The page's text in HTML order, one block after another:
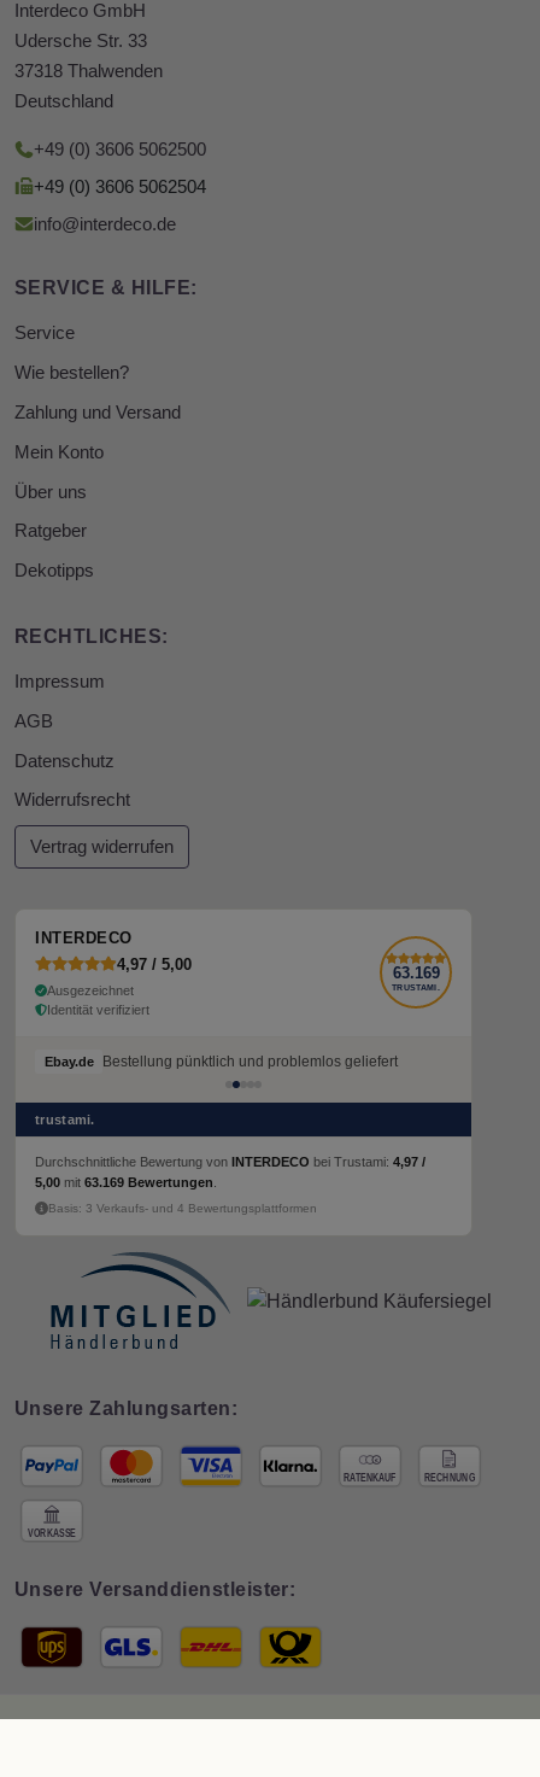
Interdeco GmbH
Udersche Str. 33
37318 Thalwenden
Deutschland
+49 (0) 3606 5062500
+49 (0) 3606 5062504
info@interdeco.de
SERVICE & HILFE:
Service
Wie bestellen?
Zahlung und Versand
Mein Konto
Über uns
Ratgeber
Dekotipps
RECHTLICHES:
Impressum
AGB
Datenschutz
Widerrufsrecht
Vertrag widerrufen
INTERDECO
4,97 / 5,00
Ausgezeichnet
Identität verifiziert
63.169
TRUSTAMI.
Ebay.de Bestellung pünktlich und problemlos geliefert
Ebay.de Bestellung pünktlich und problemlos geliefert
trustami.
Durchschnittliche Bewertung von INTERDECO bei Trustami: 4,97 /
5,00 mit 63.169 Bewertungen
Basis: 3 Verkaufs- und 4 Bewertungsplattformen
Unsere Zahlungsarten:
Unsere Versanddienstleister: